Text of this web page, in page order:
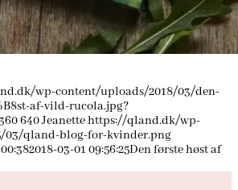
wp-content/uploads/2018/03/den-
af-vild-rucola.jpg?
640Jeanettehttps://qland.dk/wp-
03/qland-blog-for-kvinder.png
2018-03-01 09:56:25Den første høst af